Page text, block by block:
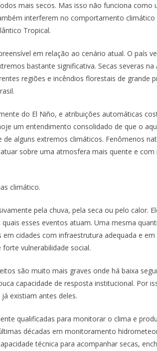
mais secos. Mas isso não funciona como
interferem no comportamento climático
Tropical.
em relação ao cenário atual. O país
bastante significativa. Secas severas na
regiões e incêndios florestais de grande
do El Niño, e atribuições automáticas
um entendimento consolidado de que o
alguns extremos climáticos. Fenômenos
sobre uma atmosfera mais quente e com
climático.
pela chuva, pela seca ou pelo calor.
esses eventos atuam. Uma mesma
cidades com infraestrutura adequada e
vulnerabilidade social.
são muito mais graves onde há baixa
capacidade de resposta institucional. Por
existiam antes deles.
qualificadas para monitorar o clima e
décadas em monitoramento
técnica para acompanhar secas,